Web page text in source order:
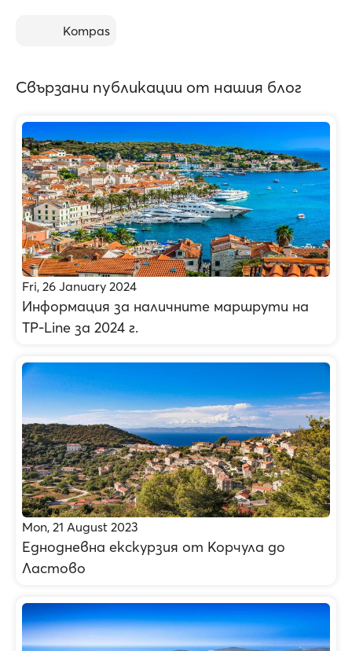
Kompas
Свързани публикации от нашия блог
Fri, 26 January 2024
Информация за наличните маршрути на
TP-Line за 2024 г.
Mon, 21 August 2023
Еднодневна екскурзия от Корчула до
Ластово